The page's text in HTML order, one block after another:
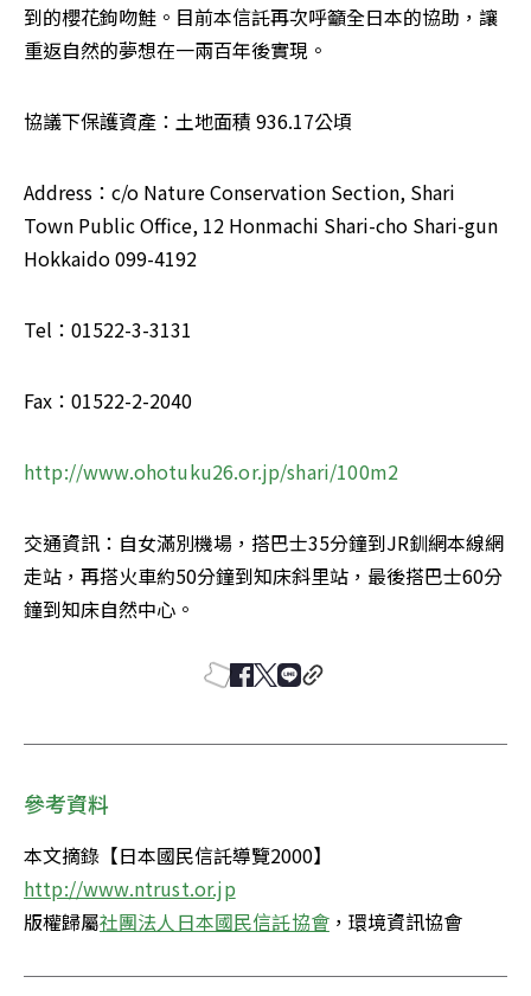
到的櫻花鉤吻鮭。目前本信託再次呼籲全日本的協助，讓
重返自然的夢想在一兩百年後實現。
協議下保護資產：土地面積 936.17公頃
Address：c/o Nature Conservation Section, Shari
Town Public Office, 12 Honmachi Shari-cho Shari-gun
Hokkaido 099-4192
Tel：01522-3-3131
Fax：01522-2-2040
http://www.ohotuku26.or.jp/shari/100m2
交通資訊：自女滿別機場，搭巴士35分鐘到JR釧網本線網
走站，再搭火車約50分鐘到知床斜里站，最後搭巴士60分
鐘到知床自然中心。
參考資料
本文摘錄【日本國民信託導覽2000】
版權歸屬社團法人日本國民信託協會，環境資訊協會